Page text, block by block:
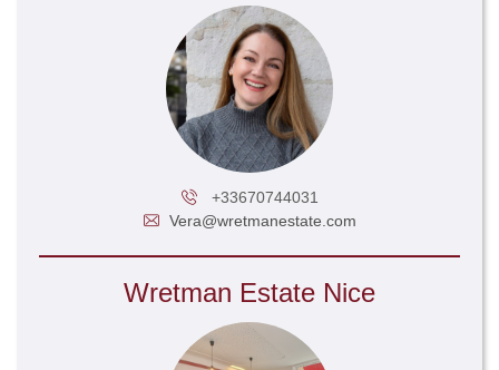
+33670744031
Vera@wretmanestate.com
Wretman Estate Nice